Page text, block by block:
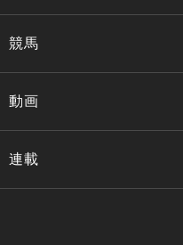
競馬
動画
連載